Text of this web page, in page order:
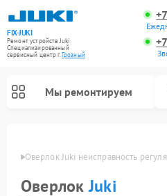
FIX-JUKI
Ремонт устройств Juki
Специализированный
cервисный центр г.Грозный
Мы ремонтируем
Оверлок Juki неисправность
ОверлокJuki